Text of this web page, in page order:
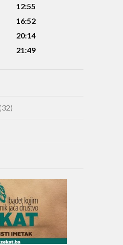
12:55
16:52
20:14
21:49